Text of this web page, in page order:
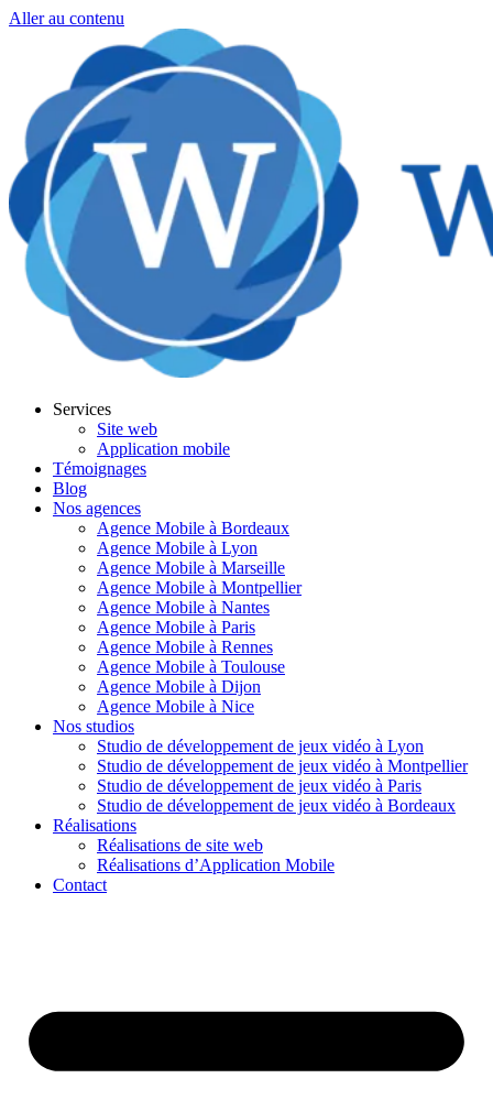
Aller au contenu
Services
Site web
Application mobile
Témoignages
Blog
Nos agences
Agence Mobile à Bordeaux
Agence Mobile à Lyon
Agence Mobile à Marseille
Agence Mobile à Montpellier
Agence Mobile à Nantes
Agence Mobile à Paris
Agence Mobile à Rennes
Agence Mobile à Toulouse
Agence Mobile à Dijon
Agence Mobile à Nice
Nos studios
Studio de développement de jeux vidéo à Lyon
Studio de développement de jeux vidéo à Montpellier
Studio de développement de jeux vidéo à Paris
Studio de développement de jeux vidéo à Bordeaux
Réalisations
Réalisations de site web
Réalisations d’Application Mobile
Contact